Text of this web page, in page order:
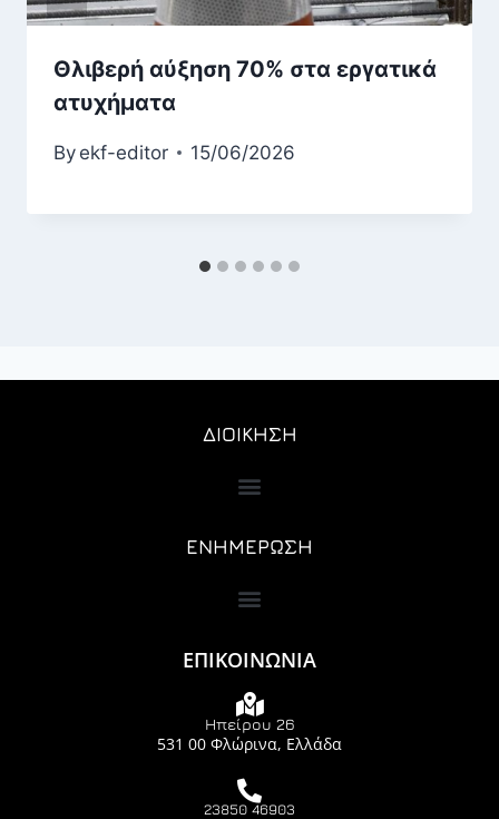
Θλιβερή αύξηση 70% στα εργατικά
ατυχήματα
By ekf-editor 15/06/2026
ΔΙΟΙΚΗΣΗ
ΕΝΗΜΕΡΩΣΗ
ΕΠΙΚΟΙΝΩΝΙΑ
Ηπείρου 26
531 00 Φλώρινα, Ελλάδα
23850 46903